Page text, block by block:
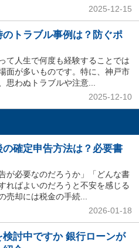
2025-12-15
トラブル事例は？防ぐポ
て人生で何度も経験することでは
面が多いものです。特に、神戸市
思わぬトラブルや注意...
2025-12-10
確定申告方法は？必要書
が必要なのだろうか」「どんな書
ればよいのだろうと不安を感じる
売却には税金の手続...
2026-01-18
討中ですか 銀行ローンが